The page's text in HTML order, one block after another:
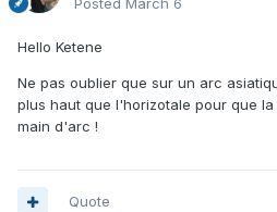
Posted March 6
Hello Ketene
Ne pas oublier que sur un arc
plus haut que l'horizotale pour que
main d'arc !
Quote